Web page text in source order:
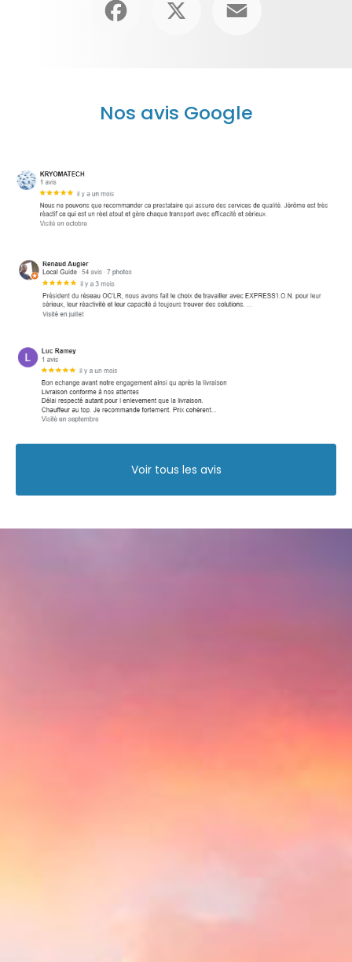
Nos avis Google
Voir tous les avis